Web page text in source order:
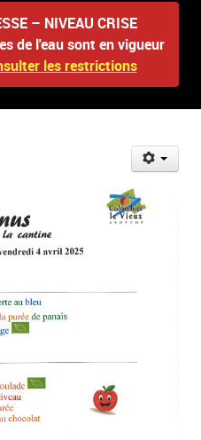
– NIVEAU CRISE
de l'eau sont en vigueur
les restrictions